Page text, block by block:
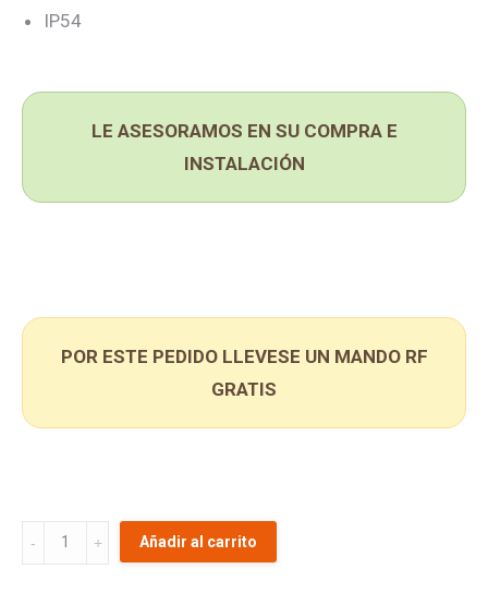
IP54
LE ASESORAMOS EN SU COMPRA E
INSTALACIÓN
POR ESTE PEDIDO LLEVESE UN MANDO RF
GRATIS
MOTOR
Añadir al carrito